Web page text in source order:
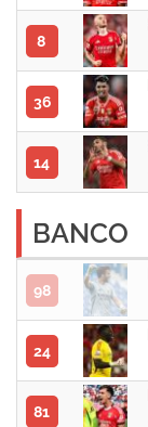
8
36
14
BANCO
98
24
81